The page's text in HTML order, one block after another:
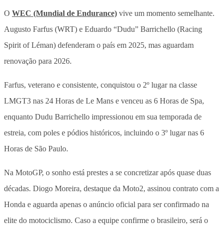
O WEC (Mundial de Endurance) vive um momento semelhante.
Augusto Farfus (WRT) e Eduardo “Dudu” Barrichello (Racing
Spirit of Léman) defenderam o país em 2025, mas aguardam
renovação para 2026.
Farfus, veterano e consistente, conquistou o 2º lugar na classe
LMGT3 nas 24 Horas de Le Mans e venceu as 6 Horas de Spa,
enquanto Dudu Barrichello impressionou em sua temporada de
estreia, com poles e pódios históricos, incluindo o 3º lugar nas 6
Horas de São Paulo.
Na MotoGP, o sonho está prestes a se concretizar após quase duas
décadas. Diogo Moreira, destaque da Moto2, assinou contrato com a
Honda e aguarda apenas o anúncio oficial para ser confirmado na
elite do motociclismo. Caso a equipe confirme o brasileiro, será o